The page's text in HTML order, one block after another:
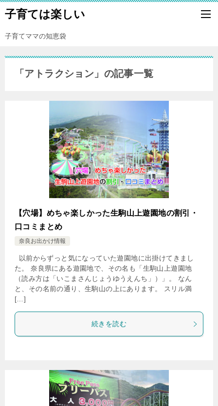
子育ては楽しい
子育てママの知恵袋
「アトラクション」の記事一覧
【穴場】めちゃ楽しかった生駒山上遊園地の割引・
口コミまとめ
奈良お出かけ情報
以前からずっと気になっていた遊園地に出掛けてきまし
た。 奈良県にある遊園地で、その名も「生駒山上遊園地
（読み方は「いこまさんじょうゆうえんち」）」。 なん
と、その名前の通り、生駒山の上にあります。 スリル満
[…]
続きを読む